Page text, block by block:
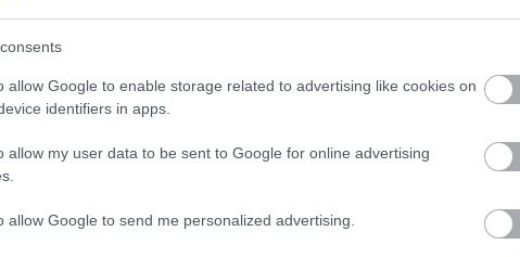
allow Google to enable storage related to advertising like cookies on
identifiers in apps.
allow my user data to be sent to Google for online advertising
allow Google to send me personalized advertising.
fontosabb volt, mint a mennyiség. Időnként
egy kevés bor
, mert úgy gondolta, ezek is